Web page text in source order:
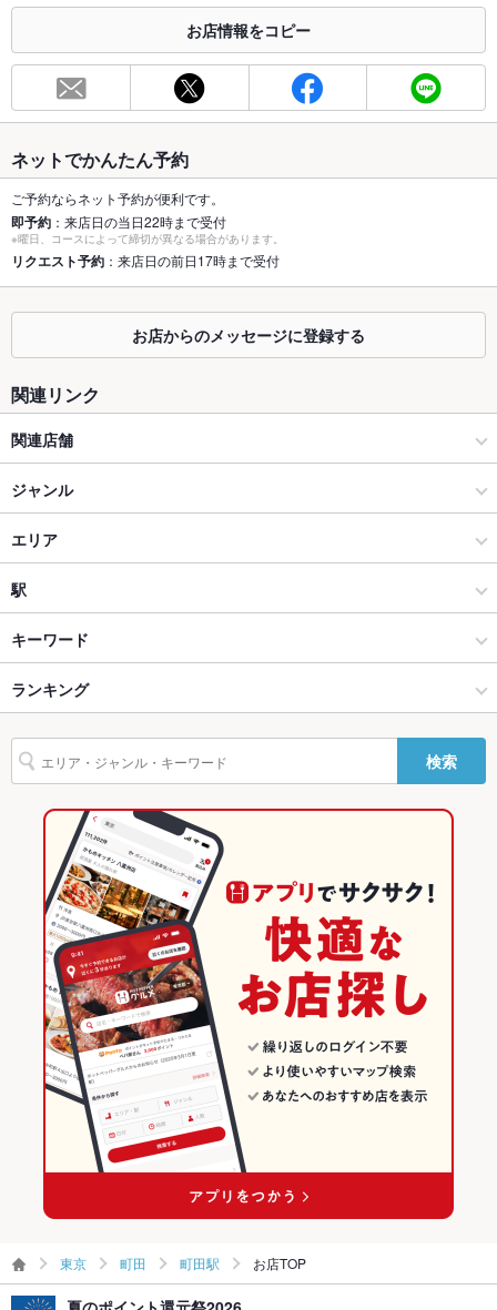
総席数
25席(少人数様～団体様まで対応したお席を多数完備しておりま
容人数
個室
なし ：個室はございませんが、広々テーブル席をご用意してお
ります。
座敷
なし ：小田急町田駅北口から徒歩５分！駅ちかで集合や解散も
なし ：掘りごたつはございませんが、落ち着いた店内で楽しく
お料理をお楽しみいただけます。
カウンター
ソファー
なし ：ソファー席はございませんが、おしゃれな店内でゆった
りお過ごし頂けます。
テラス席
なし ：テラス席はございませんが、レイアウト変更可能で利用
設備
バリアフリ
ー
なし ：スタッフ一同お手伝いさせて頂きますのでご安心してご
利用下さい。
駐車場 なし ：お近くのコインパーキングをご利用下さい。
その他設備 －
飲み放題
あり ：ランチタイムの飲み放題コース、ディナータイムの期間
限定の飲み放題コース
食べ放題
なし ：食べ放題はございませんが、ワインとの相性抜群な絶品
料理をご提供しております。
ワイン充実
お子様連れ お子様連れOK ：ランチ宴会（お子様連れ）も大歓迎♪
各種お祝い事や、貸切でのご利用も可能となっております。お
気軽にお問合せください！
お祝い・サ
プライズ対
ライブショ
あり
お店情報をコピー
ネットでかんたん予約
ご予約ならネット予約が便利です。
即予約 ：来店日の当日22時まで受付
※曜日、コースによって締切が異なる場合があります。
リクエスト予約 ：来店日の前日17時まで受付
お店からのメッセージに登録する
関連リンク
関連店舗
【飲み放題 完全個室】日欧 居酒屋 神のよだれ 町田店
町田 この世の天国
ジャンル
居酒屋
洋・和洋・各国料理・その他
町田 × 居酒屋
町田 × 洋・和洋・各国料理・その他
町田駅 × 居酒屋
町田駅 × 洋・和洋・各国料理・その他
イタリアン・フレンチ
イタリアン
町田 × イタリアン・フレンチ
町田 × イタリアン
町田駅 × イタリアン・フレンチ
町田駅 × イタリアン
エリア
町田駅
町田駅 × 居酒屋
町田駅 × 洋・和洋・各国料理・その他
町田駅 × イタリアン・フレンチ
町田駅 × イタリアン
東京 × 居酒屋
東京 × 洋・和洋・各国料理・その他
東京 × イタリアン・フレンチ
東京 × イタリアン
駅
海老名駅
相模大野駅
町田駅
キーワード
チョリソー
ランキング
東京のグルメランキング
東京の居酒屋ランキング
町田のグルメランキング
町田の居酒屋ランキング
町田駅のグルメランキング
町田駅の居酒屋ランキング
検索
東京 町田 町田駅 お店TOP